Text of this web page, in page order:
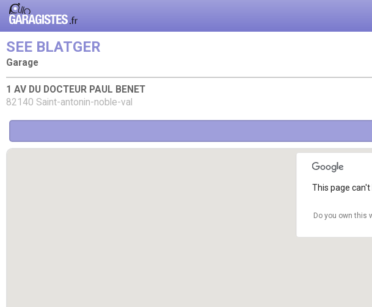
SEE BLATGER
Garage
1 AV DU DOCTEUR PAUL BENET
82140 Saint-antonin-noble-val
This page can't
Do you own this